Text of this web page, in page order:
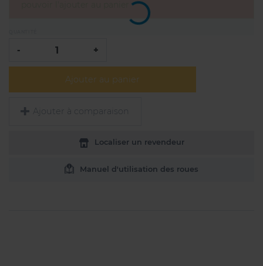
- +
Ajouter au panier
Ajouter à comparaison
Localiser un revendeur
Manuel d'utilisation des roues